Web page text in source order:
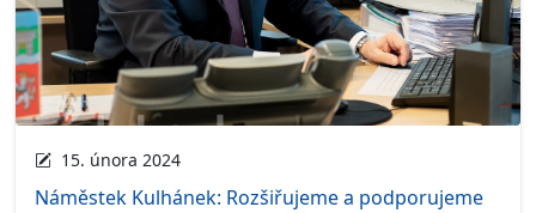
15. února 2024
Náměstek Kulhánek: Rozšiřujeme a podporujeme